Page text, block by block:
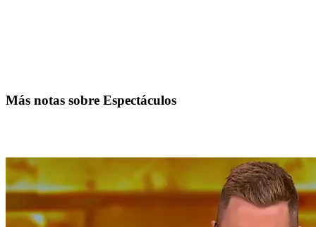
Más notas sobre Espectáculos